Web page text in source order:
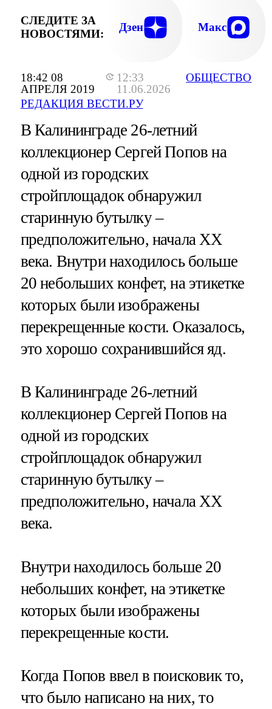
18:42 08
АПРЕЛЯ 2019
12:33
11.06.2026
РЕДАКЦИЯ ВЕСТИ.РУ
ОБЩЕСТВО
СЛЕДИТЕ ЗА
НОВОСТЯМИ:
Дзен Макс
В Калининграде 26-летний
коллекционер Сергей Попов на
одной из городских
стройплощадок обнаружил
старинную бутылку –
предположительно, начала XX
века. Внутри находилось больше
20 небольших конфет, на этикетке
которых были изображены
перекрещенные кости. Оказалось,
это хорошо сохранившийся яд.
В Калининграде 26-летний
коллекционер Сергей Попов на
одной из городских
стройплощадок обнаружил
старинную бутылку –
предположительно, начала XX
века.
Внутри находилось больше 20
небольших конфет, на этикетке
которых были изображены
перекрещенные кости.
Когда Попов ввел в поисковик то,
что было написано на них, то